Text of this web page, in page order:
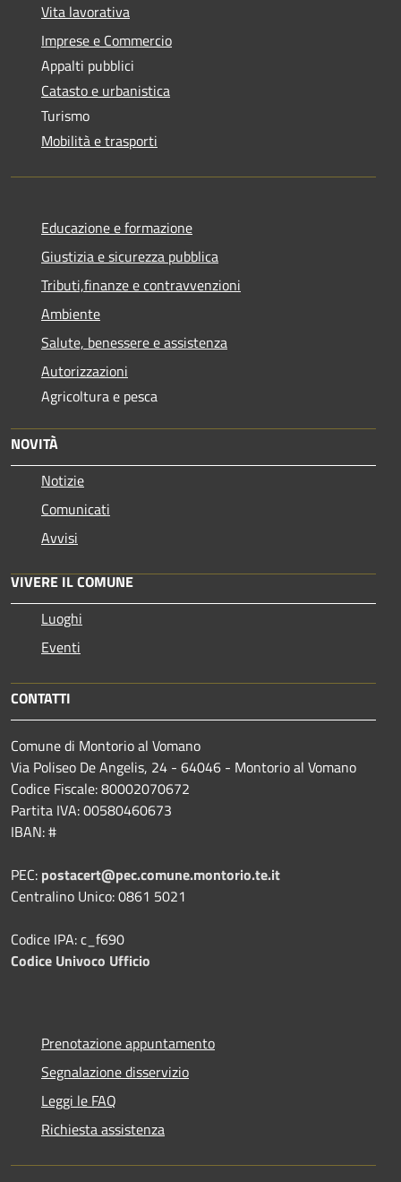
Vita lavorativa
Imprese e Commercio
Appalti pubblici
Catasto e urbanistica
Turismo
Mobilità e trasporti
Educazione e formazione
Giustizia e sicurezza pubblica
Tributi,finanze e contravvenzioni
Ambiente
Salute, benessere e assistenza
Autorizzazioni
Agricoltura e pesca
NOVITÀ
Notizie
Comunicati
Avvisi
VIVERE IL COMUNE
Luoghi
Eventi
CONTATTI
Comune di Montorio al Vomano
Via Poliseo De Angelis, 24 - 64046 - Montorio al Vomano
Codice Fiscale: 80002070672
Partita IVA: 00580460673
IBAN: #
PEC: postacert@pec.comune.montorio.te.it
Centralino Unico: 0861 5021
Codice IPA: c_f690
Codice Univoco Ufficio
Prenotazione appuntamento
Segnalazione disservizio
Leggi le FAQ
Richiesta assistenza